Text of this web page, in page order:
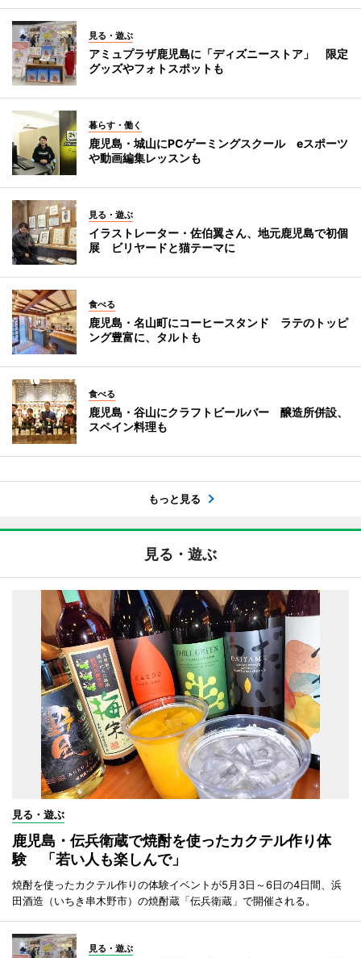
見る・遊ぶ
アミュプラザ鹿児島に「ディズニーストア」 限定
グッズやフォトスポットも
暮らす・働く
鹿児島・城山にPCゲーミングスクール eスポーツ
や動画編集レッスンも
見る・遊ぶ
イラストレーター・佐伯翼さん、地元鹿児島で初個
展 ビリヤードと猫テーマに
食べる
鹿児島・名山町にコーヒースタンド ラテのトッピ
ング豊富に、タルトも
食べる
鹿児島・谷山にクラフトビールバー 醸造所併設、
スペイン料理も
もっと見る
見る・遊ぶ
見る・遊ぶ
鹿児島・伝兵衛蔵で焼酎を使ったカクテル作り体
験 「若い人も楽しんで」
焼酎を使ったカクテル作りの体験イベントが5月3日～6日の4日間、浜
田酒造（いちき串木野市）の焼酎蔵「伝兵衛蔵」で開催される。
見る・遊ぶ